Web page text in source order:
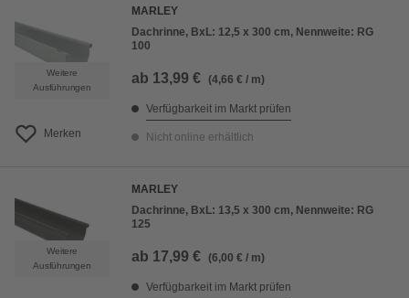
Weitere
Ausführungen
Merken
MARLEY
Dachrinne, BxL: 12,5 x 300 cm, Nennweite: RG
100
ab 13,99 € (4,66 € / m)
Verfügbarkeit im Markt prüfen
Nicht online erhältlich
Weitere
Ausführungen
MARLEY
Dachrinne, BxL: 13,5 x 300 cm, Nennweite: RG
125
ab 17,99 € (6,00 € / m)
Verfügbarkeit im Markt prüfen